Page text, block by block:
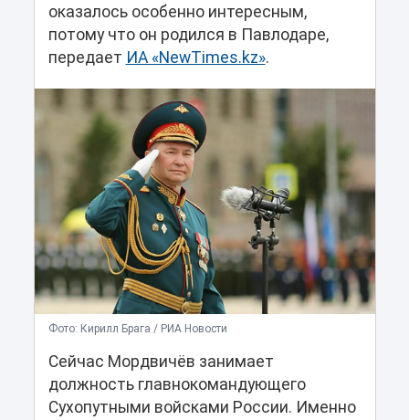
оказалось особенно интересным,
потому что он родился в Павлодаре,
передает ИА «NewTimes.kz».
Фото: Кирилл Брага / РИА Новости
Сейчас Мордвичёв занимает
должность главнокомандующего
Сухопутными войсками России. Именно